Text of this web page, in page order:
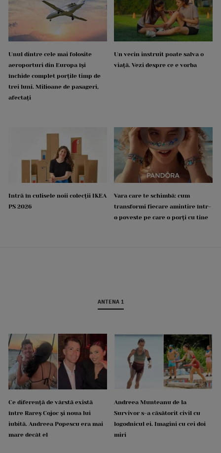
Unul dintre cele mai folosite
aeroporturi din Europa își
închide complet porțile timp de
trei luni. Milioane de pasageri,
afectați
Un vecin instruit poate salva o
viață. Vezi despre ce e vorba
Intră în culisele noii colecții IKEA
PS 2026
Vara care te schimbă: cum
transformi fiecare amintire într-
o poveste pe care o porți cu tine
ANTENA 1
Ce diferență de vârstă există
între Rareș Cojoc și noua lui
iubită. Andreea Popescu era mai
mare decât el
Andreea Munteanu de la
Survivor s-a căsătorit civil cu
logodnicul ei. Imagini cu cei doi
miri